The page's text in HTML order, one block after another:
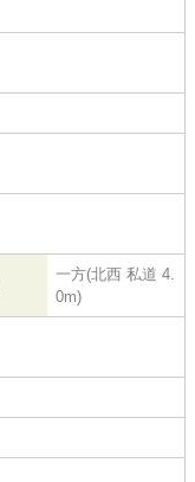
一方(北西 私道 4.
0m)